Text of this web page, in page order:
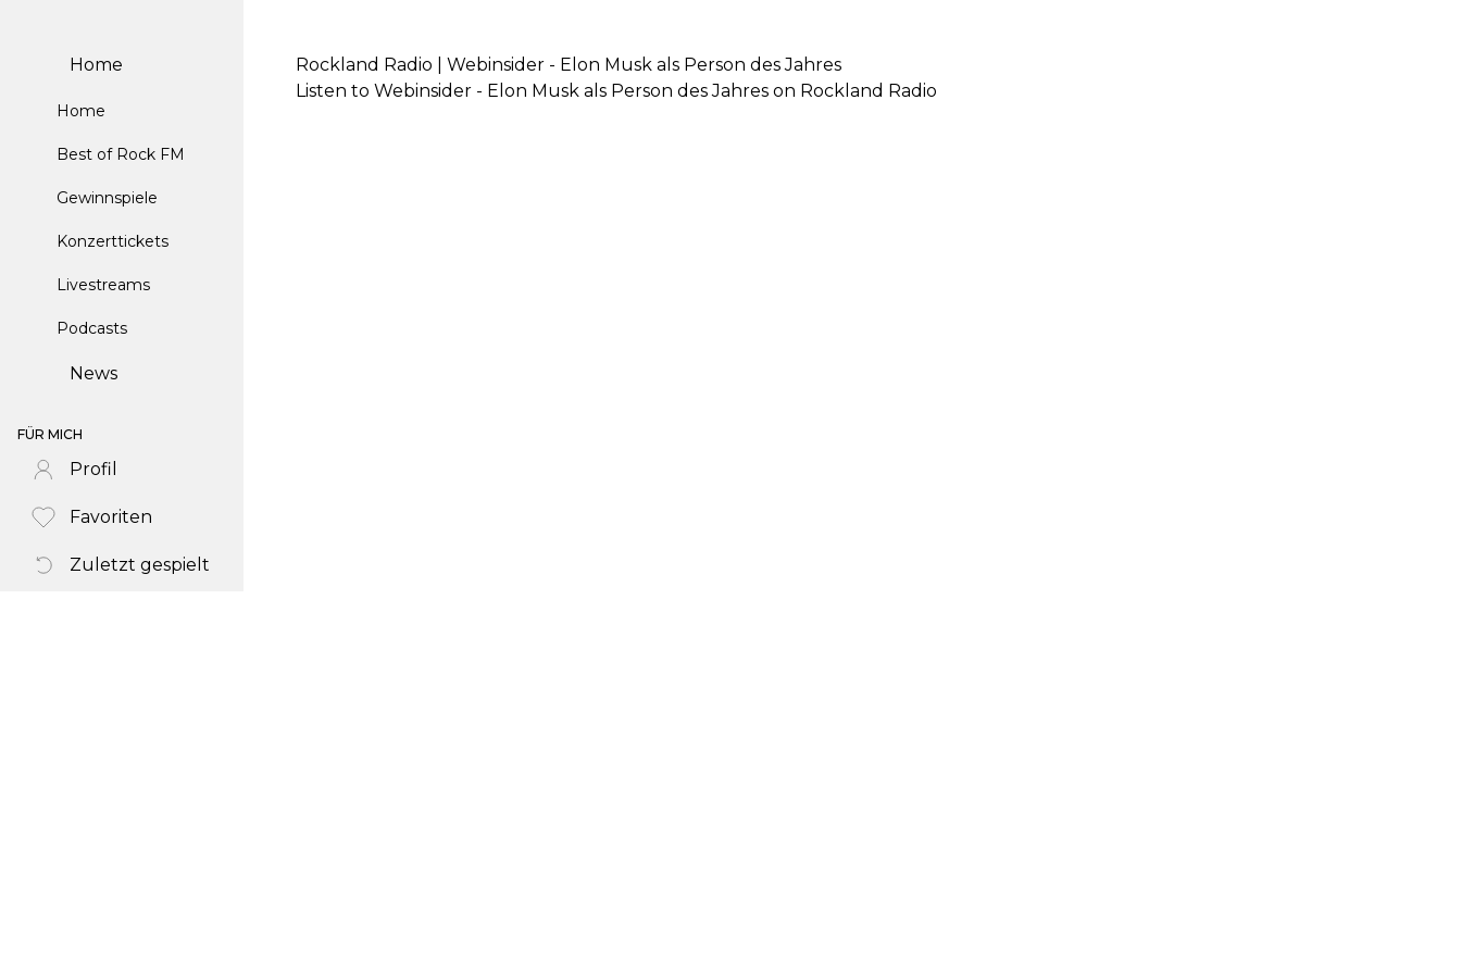
Home
Home
Best of Rock FM
Gewinnspiele
Konzerttickets
Livestreams
Podcasts
News
FÜR MICH
Profil
Favoriten
Zuletzt gespielt
Rockland Radio | Webinsider - Elon Musk als Person des Jahres
Listen to Webinsider - Elon Musk als Person des Jahres on Rockland Radio